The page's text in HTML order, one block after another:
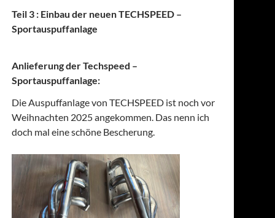
Teil 3 : Einbau der neuen TECHSPEED –
Sportauspuffanlage
Anlieferung der Techspeed –
Sportauspuffanlage:
Die Auspuffanlage von TECHSPEED ist noch vor
Weihnachten 2025 angekommen. Das nenn ich
doch mal eine schöne Bescherung.